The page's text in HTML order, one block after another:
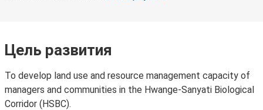
Цель развития
To develop land use and resource management capacity of
managers and communities in the Hwange-Sanyati Biological
Corridor (HSBC).